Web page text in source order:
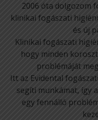
2006 óta dolgozom
klinikai fogászati
és új
Klinikai fogászati
hogy minden
problémáját
Itt az Evidental
segíti munkámat, így
egy fennálló